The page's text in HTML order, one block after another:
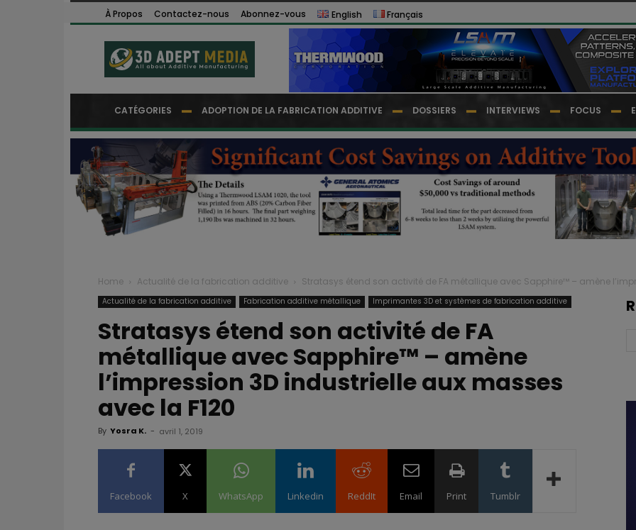
À Propos Contactez-nous Abonnez-vous English Français
CATÉGORIES ADOPTION DE LA FABRICATION ADDITIVE DOSSIERS INTERVIEWS FOCUS
Home Actualité de la fabrication additive Stratasys étend son activité de FA métallique avec Sapphire™ – amène
Actualité de la fabrication additive Fabrication additive métallique Imprimantes 3D et systèmes de fabrication additive
Stratasys étend son activité de FA
métallique avec Sapphire™ – amène
l’impression 3D industrielle aux masses
avec la F120
By Yosra K. - avril 1, 2019
Facebook X WhatsApp Linkedin ReddIt Email Print Tumblr